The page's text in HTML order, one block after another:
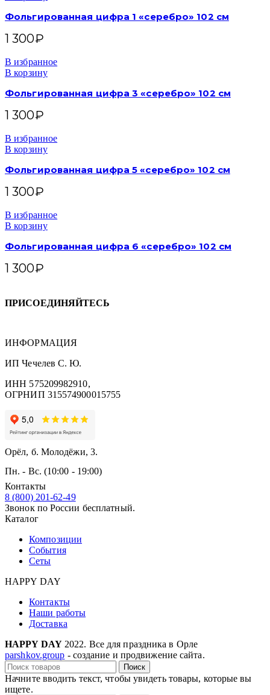
Фольгированная цифра 1 «серебро» 102 см
1 300₽
В избранное
В корзину
Фольгированная цифра 3 «серебро» 102 см
1 300₽
В избранное
В корзину
Фольгированная цифра 5 «серебро» 102 см
1 300₽
В избранное
В корзину
Фольгированная цифра 6 «серебро» 102 см
1 300₽
ПРИСОЕДИНЯЙТЕСЬ
ИНФОРМАЦИЯ
ИП Чечелев С. Ю.
ИНН 575209982910,
ОГРНИП 315574900015755
Орёл, б. Молодёжи, 3.
Пн. - Вс. (10:00 - 19:00)
Контакты
8 (800) 201-62-49
Звонок по России бесплатный.
Каталог
Композиции
События
Сеты
HAPPY DAY
Контакты
Наши работы
Доставка
HAPPY DAY 2022. Все для праздника в Орле
parshkov.group - создание и продвижение сайта.
Поиск
Начните вводить текст, чтобы увидеть товары, которые вы
ищете.